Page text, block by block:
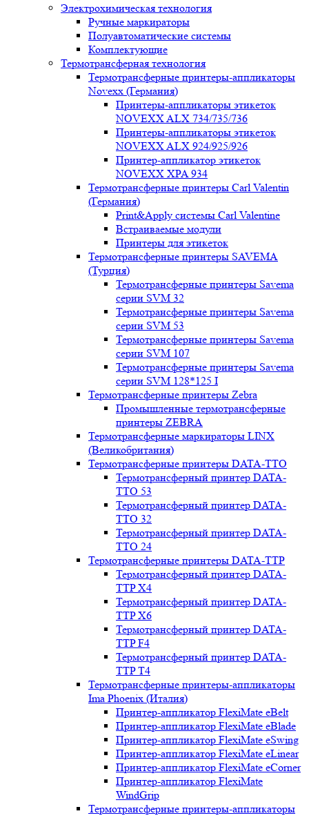
Электрохимическая технология
Ручные маркираторы
Полуавтоматические системы
Комплектующие
Термотрансферная технология
Термотрансферные принтеры-аппликаторы
Novexx (Германия)
Принтеры-аппликаторы этикеток
NOVEXX ALX 734/735/736
Принтеры-аппликаторы этикеток
NOVEXX ALX 924/925/926
Принтер-аппликатор этикеток
NOVEXX XPA 934
Термотрансферные принтеры Carl Valentin
(Германия)
Print&Apply системы Carl Valentine
Встраиваемые модули
Принтеры для этикеток
Термотрансферные принтеры SAVEMA
(Турция)
Термотрансферные принтеры Savema
серии SVM 32
Термотрансферные принтеры Savema
серии SVM 53
Термотрансферные принтеры Savema
серии SVM 107
Термотрансферные принтеры Savema
серии SVM 128*125 I
Термотрансферные принтеры Zebra
Промышленные термотрансферные
принтеры ZEBRA
Термотрансферные маркираторы LINX
(Великобритания)
Термотрансферные принтеры DATA-TTO
Термотрансферный принтер DATA-
TTO 53
Термотрансферный принтер DATA-
TTO 32
Термотрансферный принтер DATA-
TTO 24
Термотрансферные принтеры DATA-TTP
Термотрансферный принтер DATA-
TTP Х4
Термотрансферный принтер DATA-
TTP Х6
Термотрансферный принтер DATA-
TTP F4
Термотрансферный принтер DATA-
TTP T4
Термотрансферные принтеры-аппликаторы
Ima Phoenix (Италия)
Принтер-аппликатор FlexiMate eBelt
Принтер-аппликатор FlexiMate eBlade
Принтер-аппликатор FlexiMate eSwing
Принтер-аппликатор FlexiMate eLinear
Принтер-аппликатор FlexiMate eCorner
Принтер-аппликатор FlexiMate
WindGrip
Термотрансферные принтеры-аппликаторы